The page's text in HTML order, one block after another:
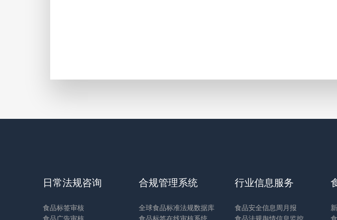
日常法规咨询
食品标签审核
合规管理系统
全球食品标准法规数据库
行业信息服务
食品安全信息周月报